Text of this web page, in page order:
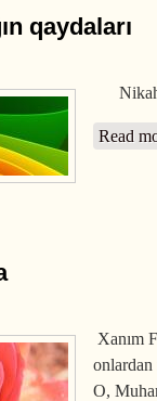
qaydaları
Nikah
Read
Xanım
onlardan
O,